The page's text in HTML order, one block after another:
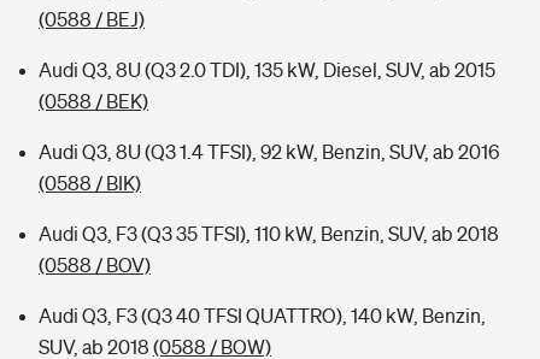
(0588 / BEJ)
Audi Q3, 8U (Q3 2.0 TDI), 135 kW, Diesel, SUV, ab 2015
(0588 / BEK)
Audi Q3, 8U (Q3 1.4 TFSI), 92 kW, Benzin, SUV, ab 2016
(0588 / BIK)
Audi Q3, F3 (Q3 35 TFSI), 110 kW, Benzin, SUV, ab 2018
(0588 / BOV)
Audi Q3, F3 (Q3 40 TFSI QUATTRO), 140 kW, Benzin,
SUV, ab 2018 (0588 / BOW)